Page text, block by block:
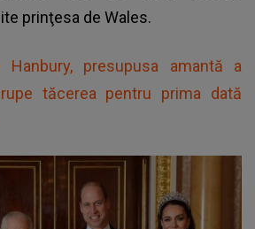
prinţesa de Wales.
Hanbury, presupusa amantă a
tăcerea pentru prima dată